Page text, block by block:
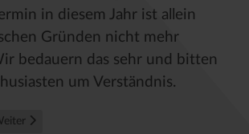
in diesem Jahr ist allein
Gründen nicht mehr
bedauern das sehr und bitten
um Verständnis.
Pilze aktuell – Oktober 2019
Beitrag: Pilze aktuell – September 2019